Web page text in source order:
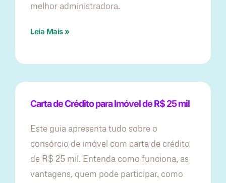
melhor administradora.
Leia Mais »
Carta de Crédito para Imóvel de R$ 25 mil
Este guia apresenta tudo sobre o
consórcio de imóvel com carta de crédito
de R$ 25 mil. Entenda como funciona, as
vantagens, quem pode participar, como